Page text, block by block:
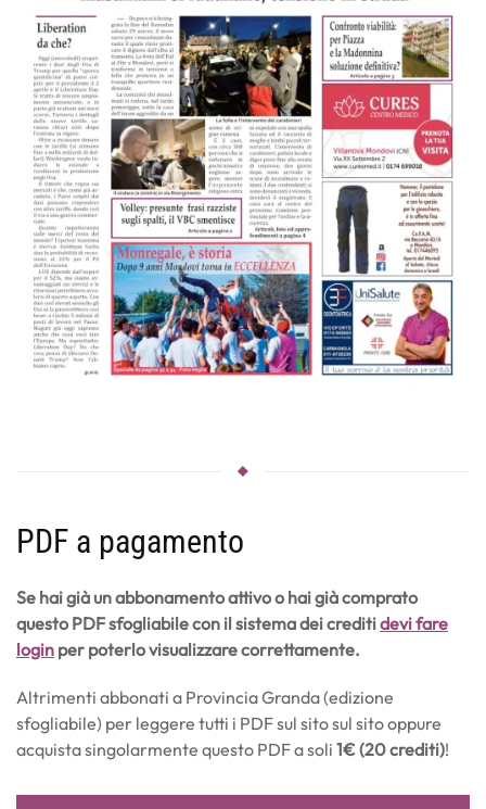
PDF a pagamento
Se hai già un abbonamento attivo o hai già comprato
questo PDF sfogliabile con il sistema dei creditidevi fare
login per poterlo visualizzare correttamente.
Altrimenti abbonati a Provincia Granda (edizione
sfogliabile) per leggere tutti i PDF sul sito sul sito oppure
acquista singolarmente questo PDF a soli 1€ (20 crediti)!